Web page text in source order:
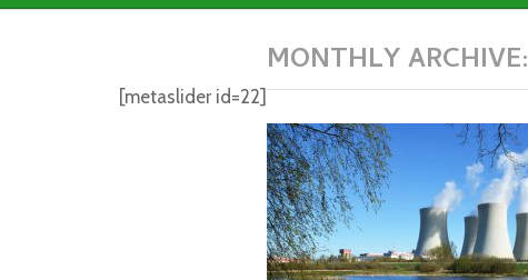
[metaslider id=22]
MONTHLY ARCHIVE: